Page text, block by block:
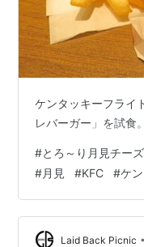
ケンタッキーフライ
レバーガー」を試食。
#とろ～り月見チー
#月見 #KFC #ケ
Laid Back Picnic •